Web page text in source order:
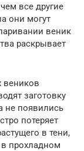
все другие
они могут
веник
раскрывает
веников
заготовку
не появились
потеряет
в тени,
прохладном